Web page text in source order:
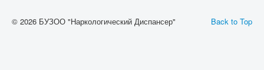
Back to Top
© 2026 БУЗОО "Наркологический Диспансер"